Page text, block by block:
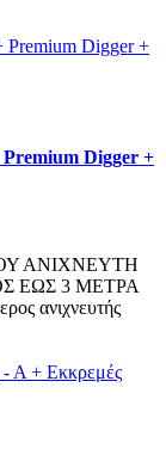
Digger +
ΑΝΙΧΝΕΥΤΗ
ΕΩΣ 3 ΜΕΤΡΑ
ανιχνευτής